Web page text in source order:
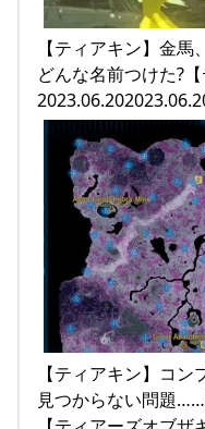
【ティアキン】金
どんな名前つけた?
【ティアキン】コ
見つからない問題